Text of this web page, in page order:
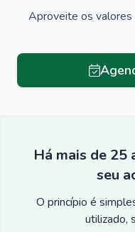
Aproveite os valores
Há mais de 25
seu
O princípio é
utilizado,